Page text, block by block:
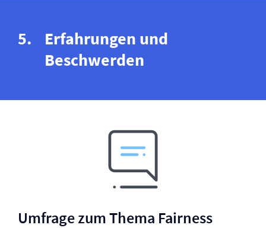
Erfahrungen und
Beschwerden
Umfrage zum Thema Fairness